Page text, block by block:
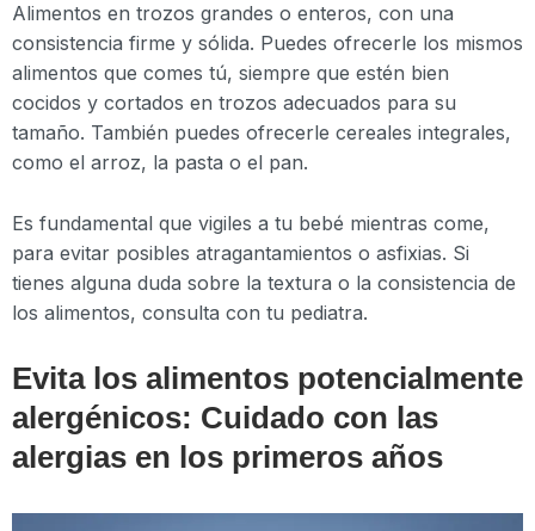
Alimentos en trozos grandes o enteros, con una
consistencia firme y sólida. Puedes ofrecerle los mismos
alimentos que comes tú, siempre que estén bien
cocidos y cortados en trozos adecuados para su
tamaño. También puedes ofrecerle cereales integrales,
como el arroz, la pasta o el pan.
Es fundamental que vigiles a tu bebé mientras come,
para evitar posibles atragantamientos o asfixias. Si
tienes alguna duda sobre la textura o la consistencia de
los alimentos, consulta con tu pediatra.
Evita los alimentos potencialmente
alergénicos: Cuidado con las
alergias en los primeros años